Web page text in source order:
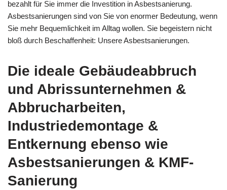
bezahlt für Sie immer die Investition in Asbestsanierung.
Asbestsanierungen sind von Sie von enormer Bedeutung, wenn
Sie mehr Bequemlichkeit im Alltag wollen. Sie begeistern nicht
bloß durch Beschaffenheit: Unsere Asbestsanierungen.
Die ideale Gebäudeabbruch
und Abrissunternehmen &
Abbrucharbeiten,
Industriedemontage &
Entkernung ebenso wie
Asbestsanierungen & KMF-
Sanierung